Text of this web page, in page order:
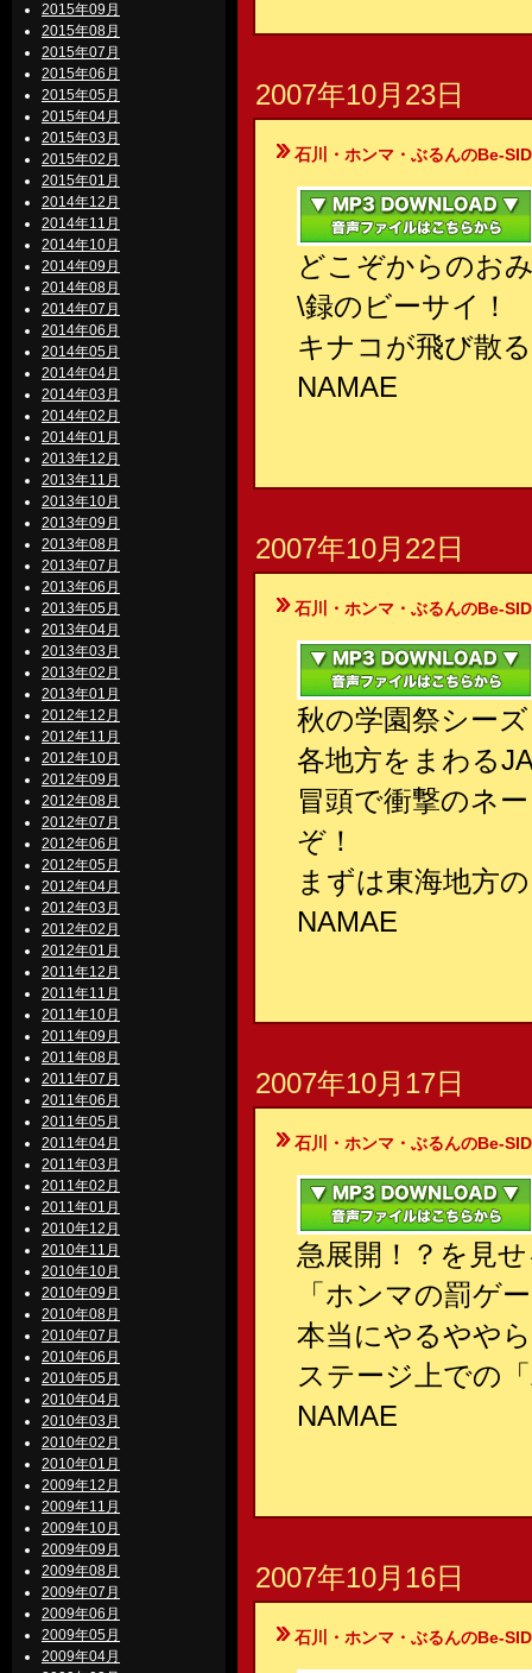
2015年09月
2015年08月
2015年07月
2015年06月
2015年05月
2015年04月
2015年03月
2015年02月
2015年01月
2014年12月
2014年11月
2014年10月
2014年09月
2014年08月
2014年07月
2014年06月
2014年05月
2014年04月
2014年03月
2014年02月
2014年01月
2013年12月
2013年11月
2013年10月
2013年09月
2013年08月
2013年07月
2013年06月
2013年05月
2013年04月
2013年03月
2013年02月
2013年01月
2012年12月
2012年11月
2012年10月
2012年09月
2012年08月
2012年07月
2012年06月
2012年05月
2012年04月
2012年03月
2012年02月
2012年01月
2011年12月
2011年11月
2011年10月
2011年09月
2011年08月
2011年07月
2011年06月
2011年05月
2011年04月
2011年03月
2011年02月
2011年01月
2010年12月
2010年11月
2010年10月
2010年09月
2010年08月
2010年07月
2010年06月
2010年05月
2010年04月
2010年03月
2010年02月
2010年01月
2009年12月
2009年11月
2009年10月
2009年09月
2009年08月
2009年07月
2009年06月
2009年05月
2009年04月
2007年10月23日
石川・ホンマ・ぶるんのBe-
どこぞからのお
\録のビーサイ！
キナコが飛び散
NAMAE
2007年10月22日
石川・ホンマ・ぶるんのBe-
秋の学園祭シー
各地方をまわる
冒頭で衝撃のネ
ぞ！
まずは東海地方
NAMAE
2007年10月17日
石川・ホンマ・ぶるんのBe-
急展開！？を見
「ホンマの罰ゲ
本当にやるやや
ステージ上での
NAMAE
2007年10月16日
石川・ホンマ・ぶるんのBe-